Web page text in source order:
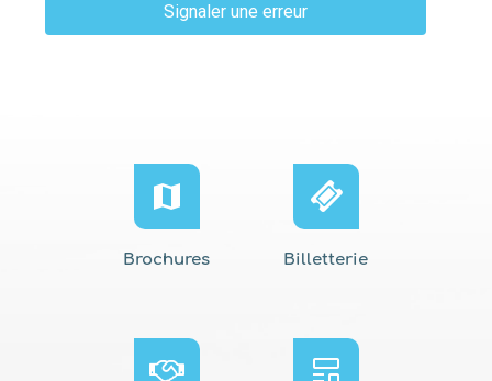
Signaler une erreur
Brochures Billetterie